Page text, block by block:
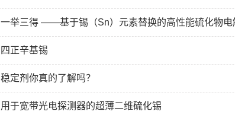
一举三得 ——基于锡（Sn）元素替换的高性能硫化物电
四正辛基锡
稳定剂你真的了解吗？
用于宽带光电探测器的超薄二维硫化锡